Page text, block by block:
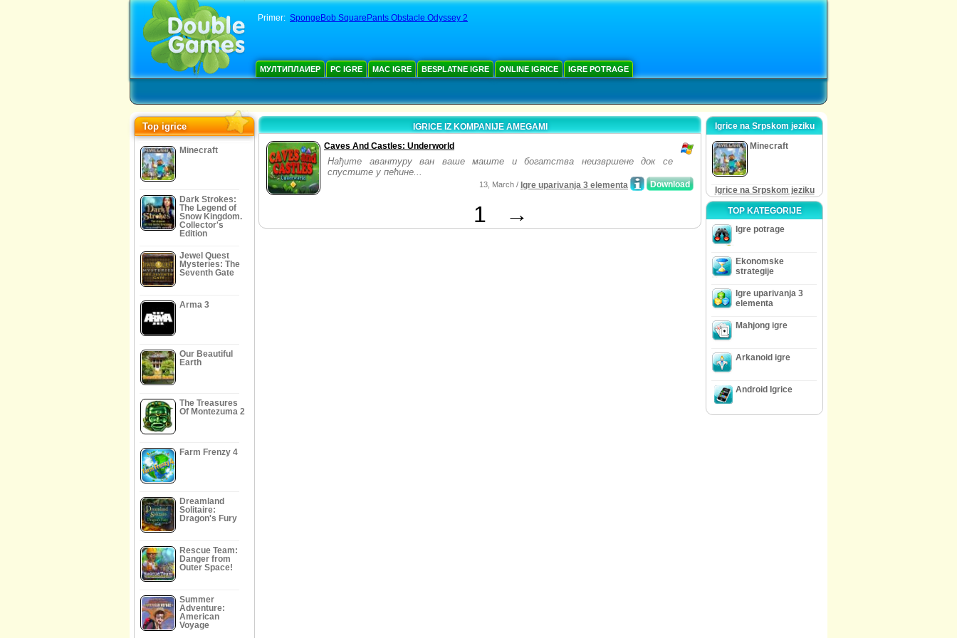
Primer: SpongeBob SquarePants Obstacle Odyssey 2
МУЛТИПЛАИЕР PC IGRE MAC IGRE BESPLATNE IGRE ONLINE IGRICE IGRE POTRAGE
Top igrice
Minecraft
Dark Strokes:
The Legend of
Snow Kingdom.
Collector's
Edition
Jewel Quest
Mysteries: The
Seventh Gate
Arma 3
Our Beautiful
Earth
The Treasures
Of Montezuma 2
Farm Frenzy 4
Dreamland
Solitaire:
Dragon's Fury
Rescue Team:
Danger from
Outer Space!
Summer
Adventure:
American
Voyage
IGRICE IZ KOMPANIJE AMEGAMI
Caves And Castles: Underworld
Нађите авантуру ван ваше маште и богатства неизвршене док се
спустите у пећине...
Download
13, March / Igre uparivanja 3 elementa
1 →
Igrice na Srpskom jeziku
Minecraft
Igrice na Srpskom jeziku
TOP KATEGORIJE
Igre potrage
Ekonomske
strategije
Igre uparivanja 3
elementa
Mahjong igre
Arkanoid igre
Android Igrice